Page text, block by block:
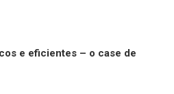
e eficientes – o case de